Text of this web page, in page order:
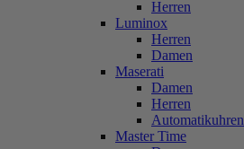
Herren
Luminox
Herren
Damen
Maserati
Damen
Herren
Automatikuhren
Master Time